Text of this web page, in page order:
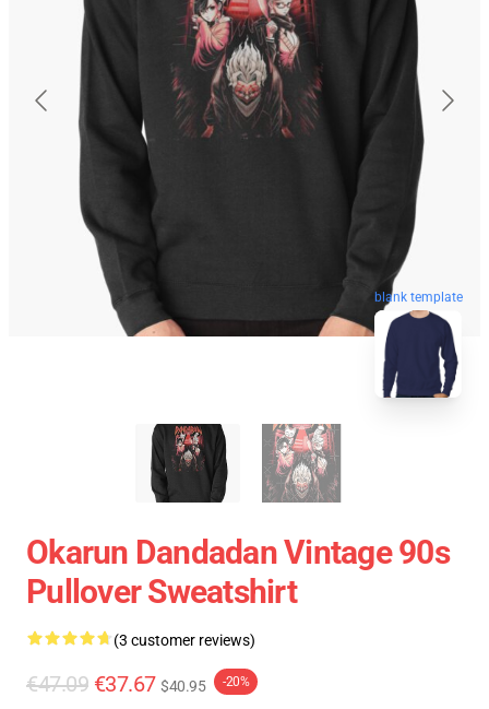
blank template
Okarun Dandadan Vintage 90s
Pullover Sweatshirt
(3 customer reviews)
€47.09 €37.67 $40.95 -20%